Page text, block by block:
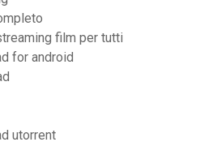
film per tutti
for android
utorrent